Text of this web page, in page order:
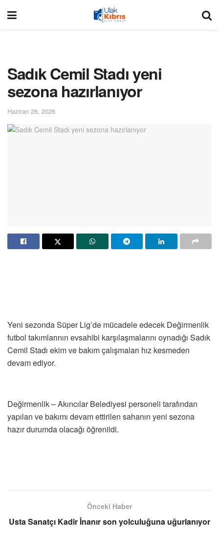
Sadık Cemil Stadı yeni
sezona hazırlanıyor
Haziran 28, 2026
Yeni sezonda Süper Lig’de mücadele edecek Değirmenlik
futbol takımlarının evsahibi karşılaşmalarını oynadığı Sadık
Cemil Stadı ekim ve bakım çalışmaları hız kesmeden
devam ediyor.
Değirmenlik – Akıncılar Belediyesi personeli tarafından
yapılan ve bakımı devam ettirilen sahanın yeni sezona
hazır durumda olacağı öğrenildi.
Önceki Haber
Usta Sanatçı Kadir İnanır son yolculuğuna uğurlanıyor